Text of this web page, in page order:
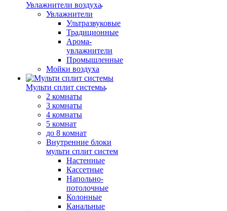
Увлажнители воздуха
Увлажнители
Ультразвуковые
Традиционные
Арома-
увлажнители
Промышленные
Мойки воздуха
Мульти сплит системы
2 комнаты
3 комнаты
4 комнаты
5 комнат
до 8 комнат
Внутренние блоки
мульти сплит систем
Настенные
Кассетные
Напольно-
потолочные
Колонные
Канальные